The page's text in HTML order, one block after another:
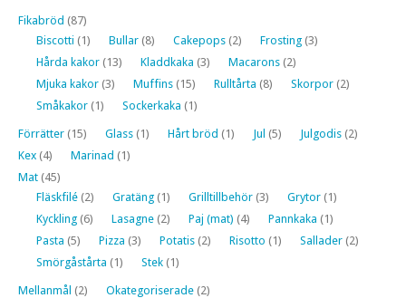
Fikabröd (87)
Biscotti (1) Bullar (8) Cakepops (2) Frosting (3)
Hårda kakor (13) Kladdkaka (3) Macarons (2)
Mjuka kakor (3) Muffins (15) Rulltårta (8) Skorpor (2)
Småkakor (1) Sockerkaka (1)
Förrätter (15) Glass (1) Hårt bröd (1) Jul (5) Julgodis (2)
Kex (4) Marinad (1)
Mat (45)
Fläskfilé (2) Gratäng (1) Grilltillbehör (3) Grytor (1)
Kyckling (6) Lasagne (2) Paj (mat) (4) Pannkaka (1)
Pasta (5) Pizza (3) Potatis (2) Risotto (1) Sallader (2)
Smörgåstårta (1) Stek (1)
Mellanmål (2) Okategoriserade (2)